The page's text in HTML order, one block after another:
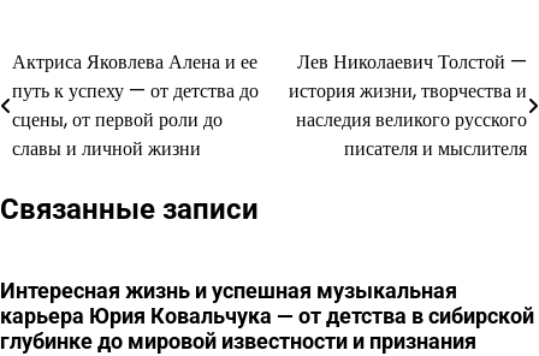
Навигация
по
записям
Актриса Яковлева Алена и ее
путь к успеху — от детства до
сцены, от первой роли до
славы и личной жизни
Лев Николаевич Толстой —
история жизни, творчества и
наследия великого русского
писателя и мыслителя
Связанные записи
Интересная жизнь и успешная музыкальная
карьера Юрия Ковальчука — от детства в сибирской
глубинке до мировой известности и признания